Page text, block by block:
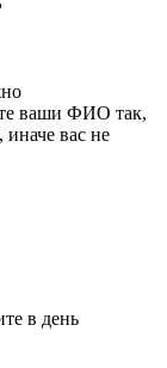
ваши ФИО так,
иначе вас не
в день